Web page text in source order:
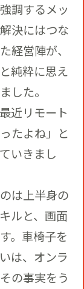
調するメッ
決にはつな
経営陣が、
純粋に思え
した。
近リモート
たよね」と
いきまし
は上半身の
ルと、画面
。車椅子を
は、オンラ
の事実をう